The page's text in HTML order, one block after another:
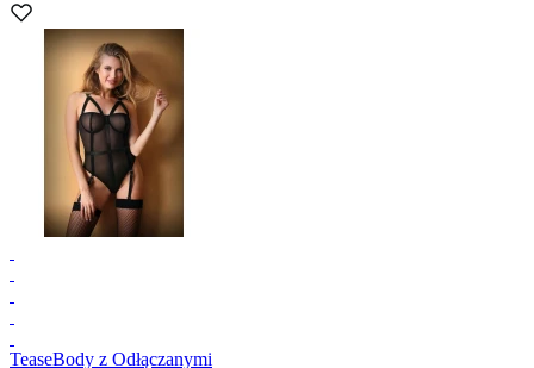
TeaseBody z Odłączanymi